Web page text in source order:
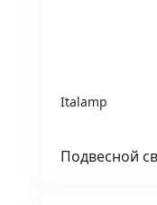
Italamp
Подвесной